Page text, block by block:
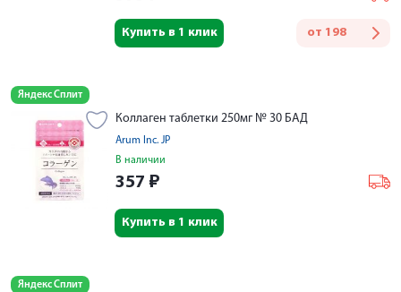
от 198
Купить в 1 клик
Яндекс Сплит
Коллаген таблетки 250мг № 30 БАД
Arum Inc. JP
В наличии
357 ₽
Купить в 1 клик
Яндекс Сплит